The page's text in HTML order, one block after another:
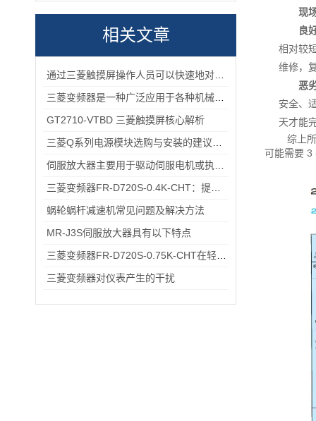
相关文章
GT2710-VTBD 三菱触摸屏核心解析
蜗轮蜗杆减速机常见问题及解决方法
MR-J3S伺服放大器具有以下特点
三菱变频器对仪表产生的干扰
现
良
相对较
维修，
恶
安全、
天才能
综上
可能需要 3